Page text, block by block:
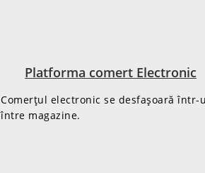
Platforma comert Electronic
Comerțul electronic se desfașoară
între magazine.